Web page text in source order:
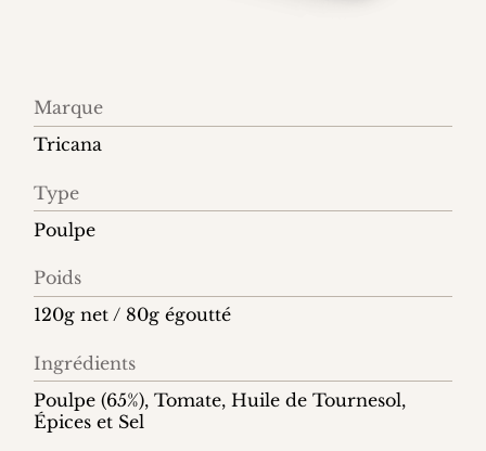
Information
produit
Marque
Tricana
Type
Poulpe
Poids
120g net / 80g égoutté
Ingrédients
Poulpe (65%), Tomate, Huile de Tournesol,
Épices et Sel